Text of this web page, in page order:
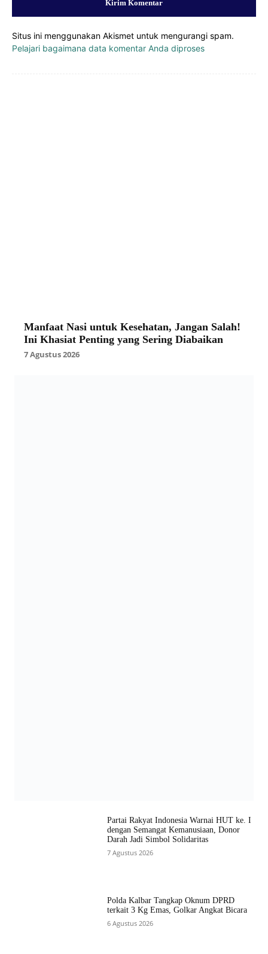
Situs ini menggunakan Akismet untuk mengurangi spam.
Pelajari bagaimana data komentar Anda diproses
Manfaat Nasi untuk Kesehatan, Jangan Salah!
Ini Khasiat Penting yang Sering Diabaikan
7 Agustus 2026
Partai Rakyat Indonesia Warnai HUT ke. I
dengan Semangat Kemanusiaan, Donor
Darah Jadi Simbol Solidaritas
7 Agustus 2026
Polda Kalbar Tangkap Oknum DPRD
terkait 3 Kg Emas, Golkar Angkat Bicara
6 Agustus 2026